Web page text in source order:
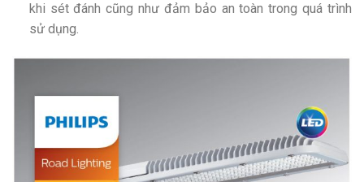
khi sét đánh cũng như đảm bảo an toàn trong quá trình
sử dụng.